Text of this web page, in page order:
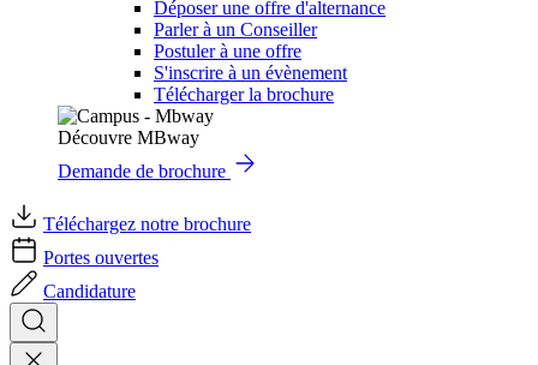
Déposer une offre d'alternance
Parler à un Conseiller
Postuler à une offre
S'inscrire à un évènement
Télécharger la brochure
Découvre MBway
Demande de brochure
Téléchargez notre brochure
Portes ouvertes
Candidature